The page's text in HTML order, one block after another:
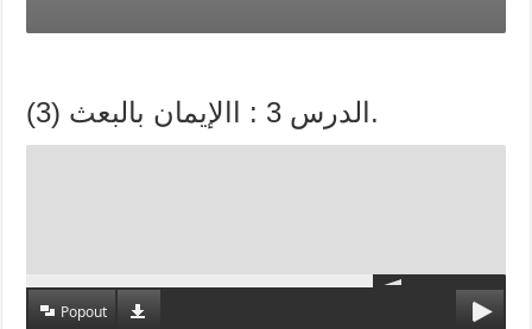
الدرس 3 : االإيمان بالبعث (3).
Popout